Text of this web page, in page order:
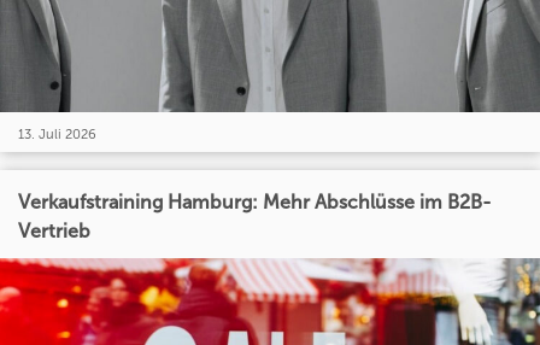
13. Juli 2026
Verkaufstraining Hamburg: Mehr Abschlüsse im B2B-
Vertrieb